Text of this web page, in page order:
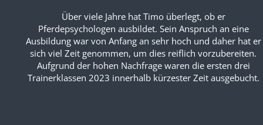
Über viele Jahre hat Timo überlegt, ob er
Pferdepsychologen ausbildet. Sein Anspruch an eine
Ausbildung war von Anfang an sehr hoch und daher hat er
sich viel Zeit genommen, um dies reiflich vorzubereiten.
Aufgrund der hohen Nachfrage waren die ersten drei